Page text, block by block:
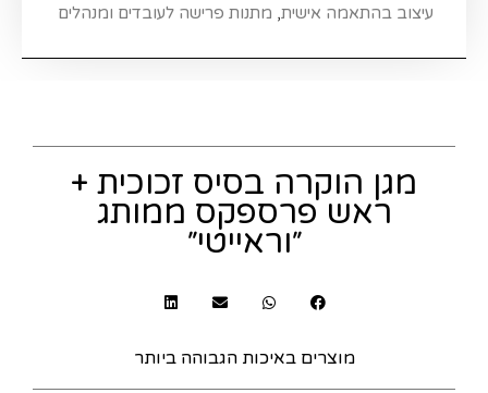
עיצוב בהתאמה אישית, מתנות פרישה לעובדים ומנהלים
מגן הוקרה בסיס זכוכית +
ראש פרספקס ממותג
״וראייטי״
מוצרים באיכות הגבוהה ביותר